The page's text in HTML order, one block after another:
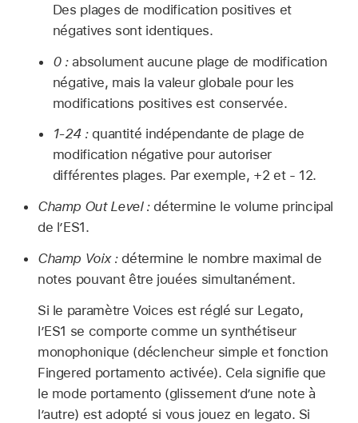
Des plages de modification positives et
négatives sont identiques.
0 :absolument aucune plage de modification
négative, mais la valeur globale pour les
modifications positives est conservée.
1-24 :quantité indépendante de plage de
modification négative pour autoriser
différentes plages. Par exemple, +2 et - 12.
Champ Out Level :détermine le volume principal
de l’ES1.
Champ Voix :détermine le nombre maximal de
notes pouvant être jouées simultanément.
Si le paramètre Voices est réglé sur Legato,
l’ES1 se comporte comme un synthétiseur
monophonique (déclencheur simple et fonction
Fingered portamento activée). Cela signifie que
le mode portamento (glissement d’une note à
l’autre) est adopté si vous jouez en legato. Si